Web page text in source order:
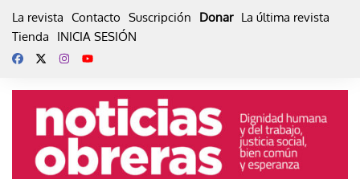
La revista Contacto Suscripción Donar La última revista
Tienda
INICIA SESIÓN